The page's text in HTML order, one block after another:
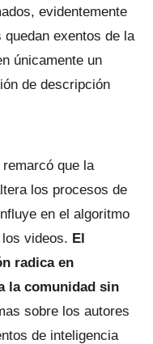
evidentemente
exentos de la
únicamente un
de descripción
que la
los procesos de
en el algoritmo
videos. El
radica en
la comunidad sin
sobre los autores
de inteligencia